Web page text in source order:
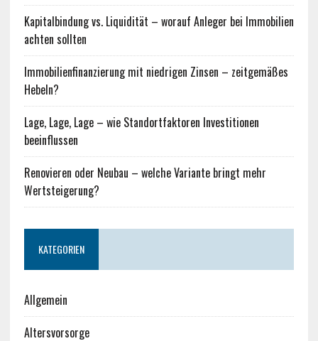
Kapitalbindung vs. Liquidität – worauf Anleger bei Immobilien
achten sollten
Immobilienfinanzierung mit niedrigen Zinsen – zeitgemäßes
Hebeln?
Lage, Lage, Lage – wie Standortfaktoren Investitionen
beeinflussen
Renovieren oder Neubau – welche Variante bringt mehr
Wertsteigerung?
KATEGORIEN
Allgemein
Altersvorsorge